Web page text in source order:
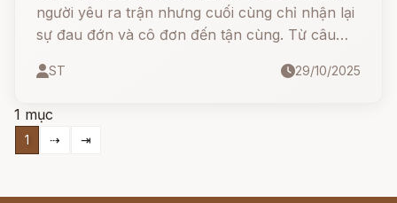
người yêu ra trận nhưng cuối cùng chỉ nhận lại
sự đau đớn và cô đơn đến tận cùng. Từ câu
nằm xuống mọc lên một loài cây lạ - cây Trinh
tay che mặt người con gái e thẹn và đau khổ.
ST 29/10/2025
1 mục
1 ⇢ ⇥